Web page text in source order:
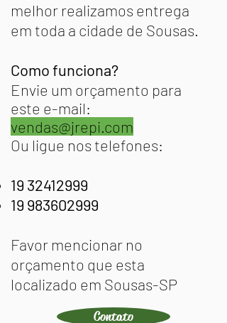
melhor realizamos entrega
em toda a cidade de Sousas.
Como funciona?
Envie um orçamento para
este e-mail:
vendas@jrepi.com
Ou ligue nos telefones:
19 32412999
19 983602999
Favor mencionar no
orçamento que esta
localizado em Sousas-SP
Contato